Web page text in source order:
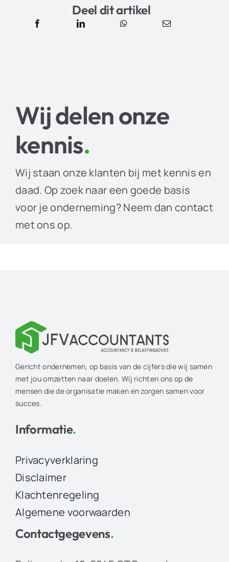
Deel dit artikel
Wij delen onze
kennis.
Wij staan onze klanten bij met kennis en
daad. Op zoek naar een goede basis
voor je onderneming? Neem dan contact
met ons op.
Gericht ondernemen, op basis van de cijfers die wij samen
met jou omzetten naar doelen. Wij richten ons op de
mensen die de organisatie maken en zorgen samen voor
succes.
Informatie.
Privacyverklaring
Disclaimer
Klachtenregeling
Algemene voorwaarden
Contactgegevens.